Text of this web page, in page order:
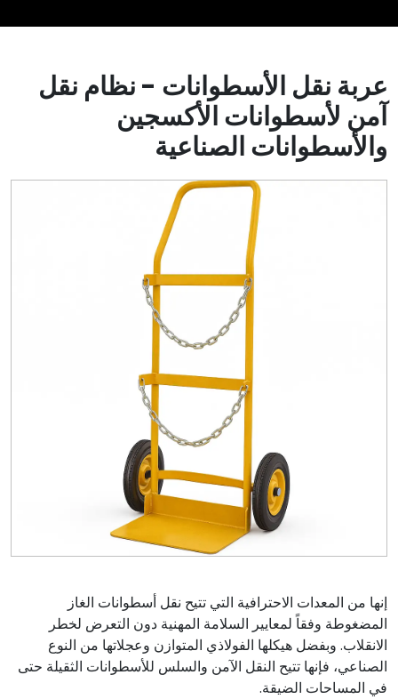
عربة نقل الأسطوانات - نظام نقل
آمن لأسطوانات الأكسجين
والأسطوانات الصناعية
إنها من المعدات الاحترافية التي تتيح نقل أسطوانات الغاز
المضغوطة وفقاً لمعايير السلامة المهنية دون التعرض لخطر
الانقلاب. وبفضل هيكلها الفولاذي المتوازن وعجلاتها من النوع
الصناعي، فإنها تتيح النقل الآمن والسلس للأسطوانات الثقيلة حتى
في المساحات الضيقة.